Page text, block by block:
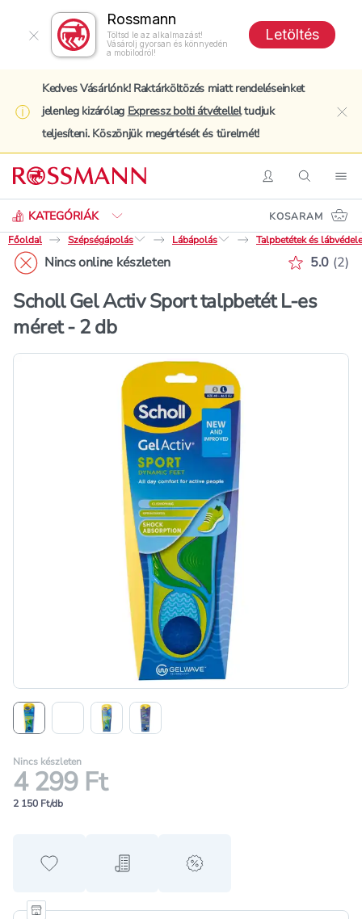
Rossmann
Töltsd le az alkalmazást!
Vásárolj gyorsan és könnyedén
a mobilodról!
Letöltés
Kedves Vásárlónk! Raktárköltözés miatt rendeléseinket
jelenleg kizárólag Expressz bolti átvételleltudjuk
teljesíteni. Köszönjük megértését és türelmét!
BelépésKeresés
KATEGÓRIÁK
Keresés
KOSARAM
Főoldal
Szépségápolás Lábápolás Talpbetétek és
Nincs online készleten 5.0 (2)
Scholl Gel Activ Sport talpbetét L-es
méret - 2 db
Nincs készleten
4 299 Ft
2 150 Ft/db
Hozzáadás a kedvencekhez
Hozzáadás a bevásárló listához
alert when on sale